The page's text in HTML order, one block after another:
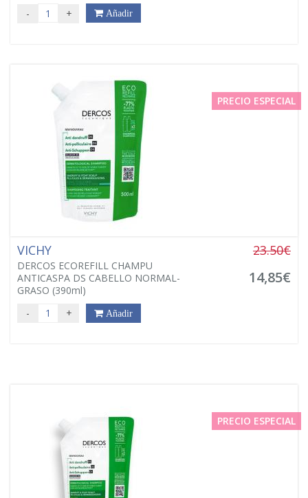
- + Añadir
PRECIO ESPECIAL
VICHY
DERCOS ECOREFILL CHAMPU
ANTICASPA DS CABELLO NORMAL-
GRASO (390ml)
23.50€
14,85€
- + Añadir
PRECIO ESPECIAL